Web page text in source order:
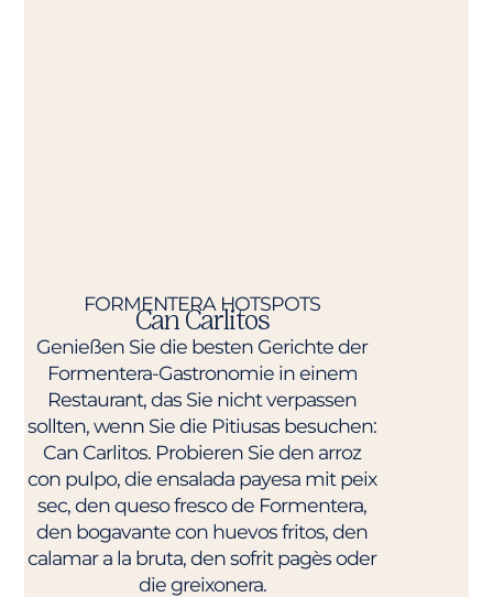
FORMENTERA HOTSPOTS​
Can Carlitos
Genießen Sie die besten Gerichte der
Formentera-Gastronomie in einem
Restaurant, das Sie nicht verpassen
sollten, wenn Sie die Pitiusas besuchen:
Can Carlitos. Probieren Sie den arroz
con pulpo, die ensalada payesa mit peix
sec, den queso fresco de Formentera,
den bogavante con huevos fritos, den
calamar a la bruta, den sofrit pagès oder
die greixonera.